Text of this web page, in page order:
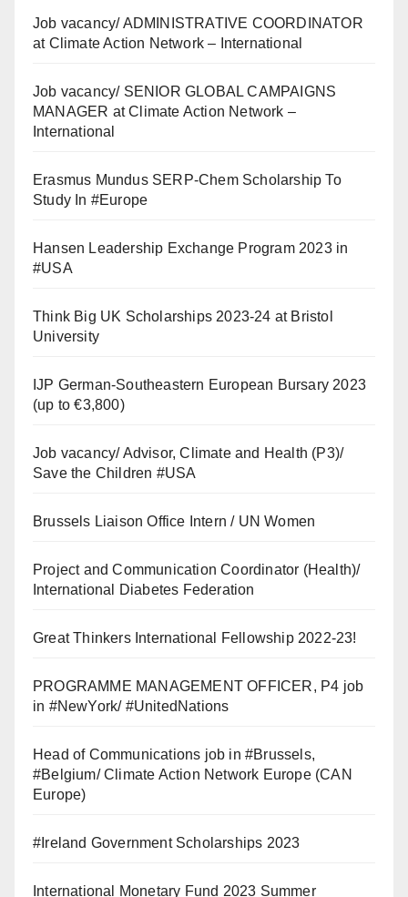
Job vacancy/ ADMINISTRATIVE COORDINATOR
at Climate Action Network – International
Job vacancy/ SENIOR GLOBAL CAMPAIGNS
MANAGER at Climate Action Network –
International
Erasmus Mundus SERP-Chem Scholarship To
Study In #Europe
Hansen Leadership Exchange Program 2023 in
#USA
Think Big UK Scholarships 2023-24 at Bristol
University
IJP German-Southeastern European Bursary 2023
(up to €3,800)
Job vacancy/ Advisor, Climate and Health (P3)/
Save the Children #USA
Brussels Liaison Office Intern / UN Women
Project and Communication Coordinator (Health)/
International Diabetes Federation
Great Thinkers International Fellowship 2022-23!
PROGRAMME MANAGEMENT OFFICER, P4 job
in #NewYork/ #UnitedNations
Head of Communications job in #Brussels,
#Belgium/ Climate Action Network Europe (CAN
Europe)
#Ireland Government Scholarships 2023
International Monetary Fund 2023 Summer